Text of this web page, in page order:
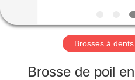
AU
SUJET
NOUS
Brosses à
Brosse de poil